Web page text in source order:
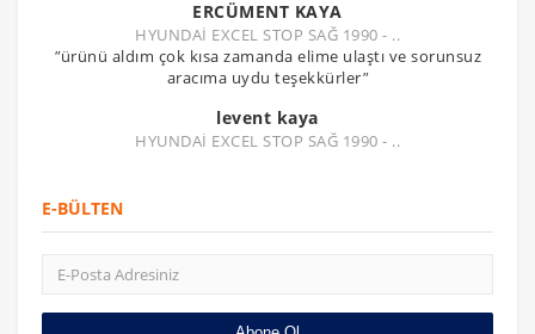
ERCÜMENT KAYA
HYUNDAİ EXCEL STOP SAĞ 1990 - ..
"ürünü aldım çok kısa zamanda elime ulaştı ve sorunsuz
aracıma uydu teşekkürler"
levent kaya
HYUNDAİ EXCEL STOP SAĞ 1990 - ..
E-BÜLTEN